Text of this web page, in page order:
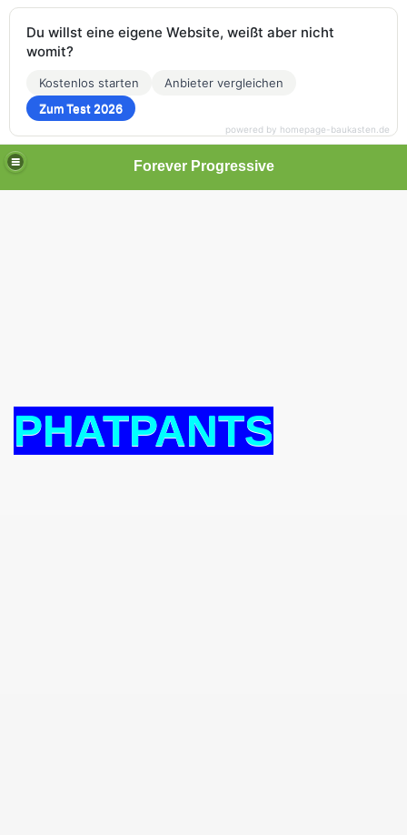
Forever Progressive
PHATPANTS
Du willst eine eigene Website, weißt aber nicht
womit?
Kostenlos starten
Anbieter vergleichen
Zum Test 2026
powered by homepage-baukasten.de